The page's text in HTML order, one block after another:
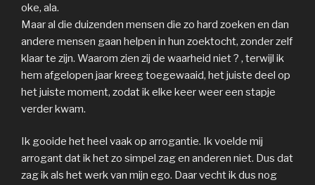
oke, ala.
Maar al die duizenden mensen die zo hard zoeken en dan
andere mensen gaan helpen in hun zoektocht, zonder zelf
klaar te zijn. Waarom zien zij de waarheid niet ? , terwijl ik
hem afgelopen jaar kreeg toegewaaid, het juiste deel op
het juiste moment, zodat ik elke keer weer een stapje
verder kwam.
Ik gooide het heel vaak op arrogantie. Ik voelde mij
arrogant dat ik het zo simpel zag en anderen niet. Dus dat
zag ik als het werk van mijn ego. Daar vecht ik dus nog